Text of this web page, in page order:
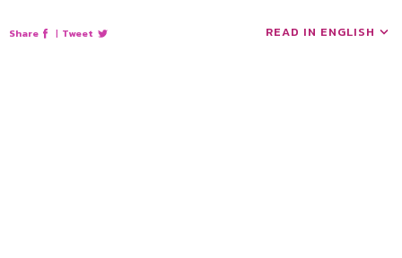
Share | Tweet READ IN ENGLISH